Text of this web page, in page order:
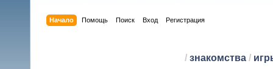
Начало Помощь Поиск Вход Регистрация
/ знакомства/